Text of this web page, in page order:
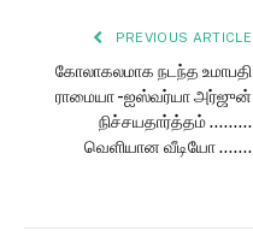
PREVIOUS ARTICLE
கோலாகலமாக நடந்த உமாபதி
ராமையா -ஐஸ்வர்யா அர்ஜுன்
நிச்சயதார்த்தம் ………
வெளியான வீடியோ …….